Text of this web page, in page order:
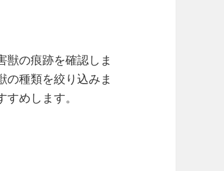
獣の痕跡を確認しま
の種類を絞り込みま
めします。